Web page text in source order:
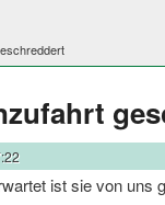
ist sie von uns